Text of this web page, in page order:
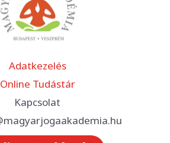
Adatkezelés
Online Tudástár
Kapcsolat